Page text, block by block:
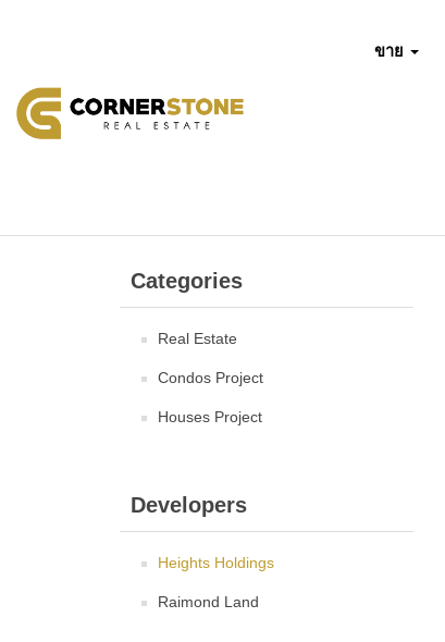
ขาย
Categories
Real Estate
Condos Project
Houses Project
Developers
Heights Holdings
Raimond Land